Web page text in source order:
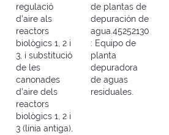
regulació
d’aire als
reactors
biològics 1, 2 i
3, i substitució
de les
canonades
d’aire dels
reactors
biològics 1, 2 i
3 (línia antiga),
de plantas de
depuración de
agua. 45252130
: Equipo de
planta
depuradora
de aguas
residuales.